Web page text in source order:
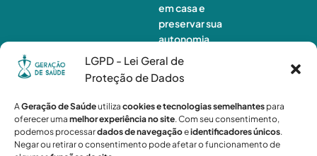
LGPD - Lei Geral de
Proteção de Dados
AGeração de Saúdeutiliza cookies e tecnologias semelhantes para
oferecer uma melhor experiência no site. Com seu consentimento,
podemos processardados de navegaçãoeidentificadores únicos.
Negar ou retirar o consentimento pode afetar o funcionamento de
em casa e
preservar sua
autonomia
Monitorament
o de idosos à
quando a
tecnologia não
é suficiente?